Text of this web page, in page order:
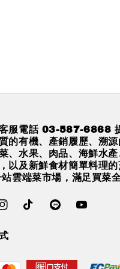
服電話 03-587-6868
的有機、產銷履歷、溯
、水果、肉品、海鮮水
以及新鮮食材簡單料理
雲端菜市場，滿足買菜